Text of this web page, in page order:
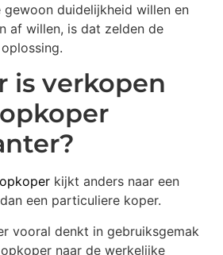
gewoon duidelijkheid willen en
af willen, is dat zelden de
is verkopen
kijkt anders naar een
een particuliere koper.
vooral denkt in gebruiksgemak
naar de werkelijke